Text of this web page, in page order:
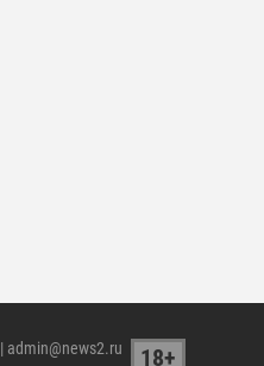
| admin@news2.ru 18+